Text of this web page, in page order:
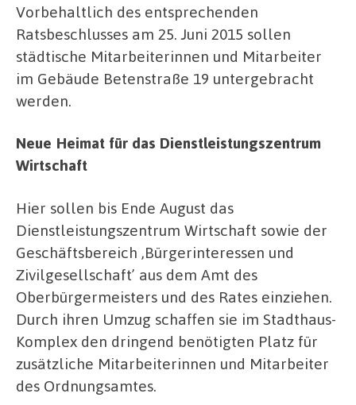
Vorbehaltlich des entsprechenden
Ratsbeschlusses am 25. Juni 2015 sollen
städtische Mitarbeiterinnen und Mitarbeiter
im Gebäude Betenstraße 19 untergebracht
werden.
Neue Heimat für das Dienstleistungszentrum
Wirtschaft
Hier sollen bis Ende August das
Dienstleistungszentrum Wirtschaft sowie der
Geschäftsbereich ‚Bürgerinteressen und
Zivilgesellschaft’ aus dem Amt des
Oberbürgermeisters und des Rates einziehen.
Durch ihren Umzug schaffen sie im Stadthaus-
Komplex den dringend benötigten Platz für
zusätzliche Mitarbeiterinnen und Mitarbeiter
des Ordnungsamtes.